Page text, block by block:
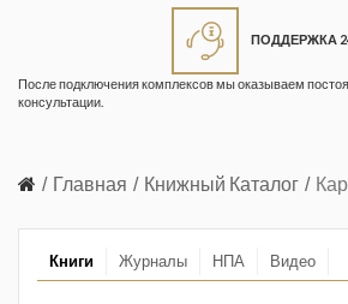
ПОДДЕРЖКА
После подключения комплексов мы оказываем
консультации.
Главная Книжный Каталог
Книги Журналы НПА Видео